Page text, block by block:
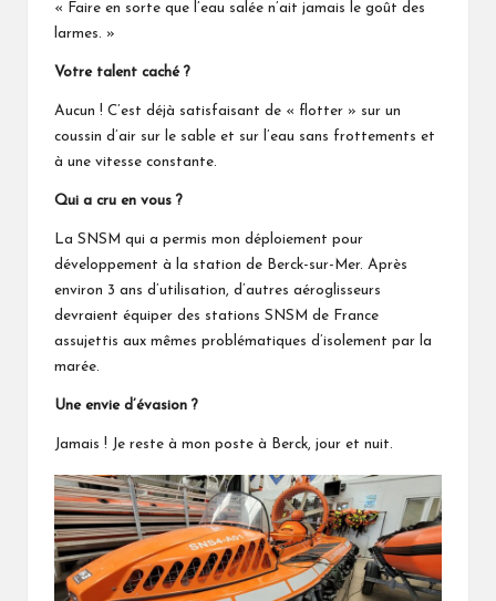
« Faire en sorte que l’eau salée n’ait jamais le goût des
larmes. »
Votre talent caché ?
Aucun ! C’est déjà satisfaisant de « flotter » sur un
coussin d’air sur le sable et sur l’eau sans frottements et
à une vitesse constante.
Qui a cru en vous ?
La SNSM qui a permis mon déploiement pour
développement à la station de Berck-sur-Mer. Après
environ 3 ans d’utilisation, d’autres aéroglisseurs
devraient équiper des stations SNSM de France
assujettis aux mêmes problématiques d’isolement par la
marée.
Une envie d’évasion ?
Jamais ! Je reste à mon poste à Berck, jour et nuit.